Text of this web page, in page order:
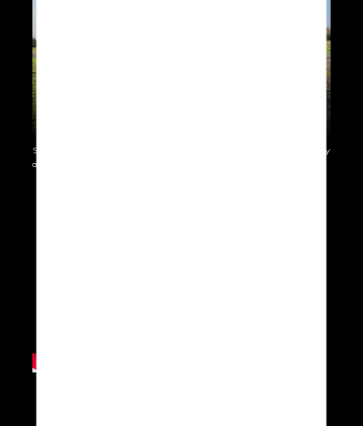
SolarXOne, January 2023 - Demo flight with 25+knots of wind / fully
autonomous take-off/cruise and landing.